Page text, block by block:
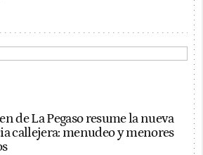
de La Pegaso resume la nueva
callejera: menudeo y menores